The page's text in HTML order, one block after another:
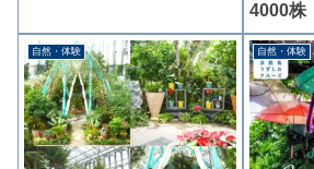
4000株
自然・体験 自然・体験